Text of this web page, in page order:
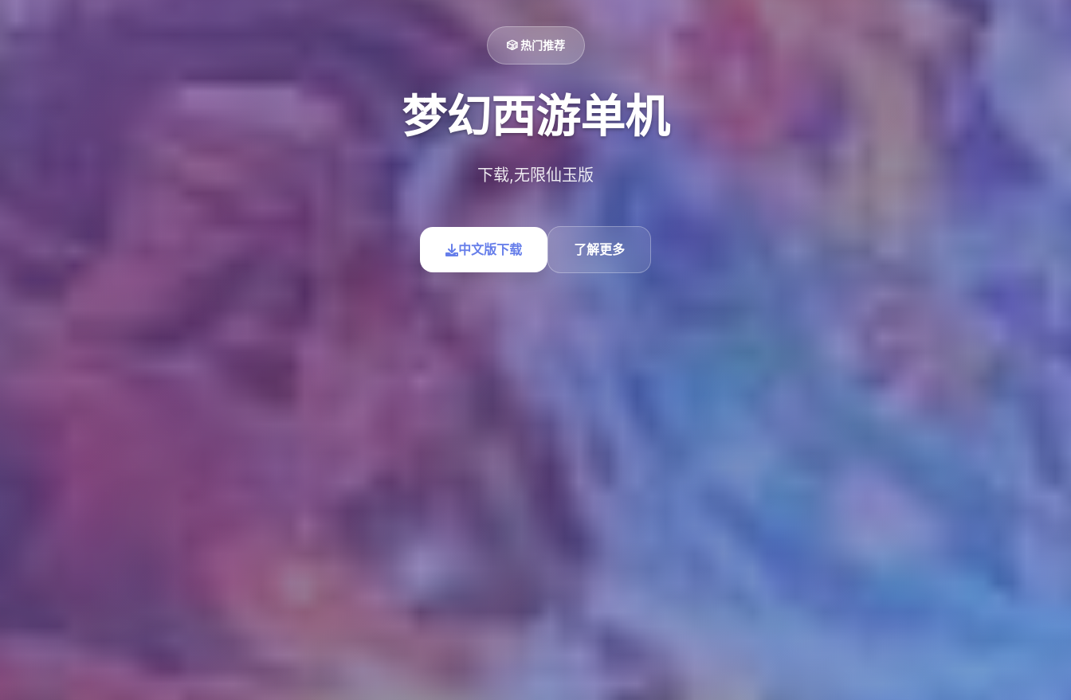
🎲 热门推荐
梦幻西游单机
下载,无限仙玉版
中文版下载 了解更多